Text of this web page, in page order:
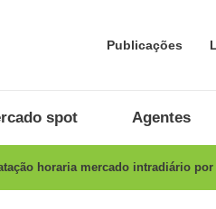
Publicações
spot Agentes
horaria mercado intradiário por